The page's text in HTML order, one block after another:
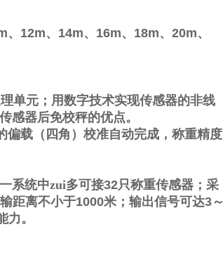
、 12m、 14m、 16m、 18m、 20m、
单元；用数字技术实现传感器的非线
感器后免校秤的优点。
偏载（四角）校准自动完成，称重精度
系统中zui多可接32只称重传感器；采
距离不小于1000米；输出信号可达3～
。